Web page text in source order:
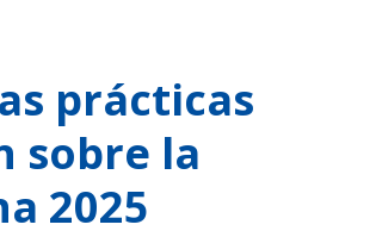
prácticas
sobre la
2025